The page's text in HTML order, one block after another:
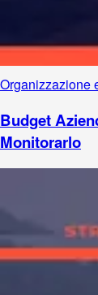
Organizzazione
Budget
Monitorarlo